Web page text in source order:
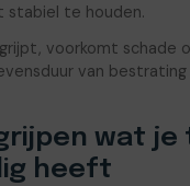
stabiel te houden.
voorkomt schade
van bestrating
wat je
heeft